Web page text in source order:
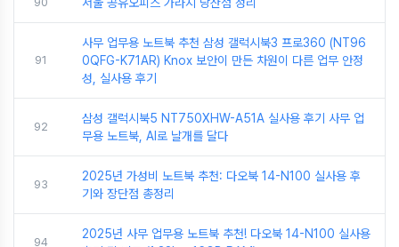
91
사무 업무용 노트북 추천 삼성 갤럭시북3 프로360 (NT96
0QFG-K71AR) Knox 보안이 만든 차원이 다른 업무 안정
성, 실사용 후기
92
삼성 갤럭시북5 NT750XHW-A51A 실사용 후기 사무 업
무용 노트북, AI로 날개를 달다
93
2025년 가성비 노트북 추천: 다오북 14-N100 실사용 후
기와 장단점 총정리
94
2025년 사무 업무용 노트북 추천! 다오북 14-N100 실사용